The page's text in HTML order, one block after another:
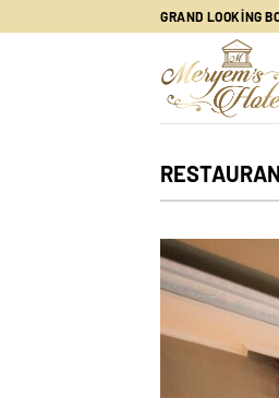
atla
GRAND LOOKING